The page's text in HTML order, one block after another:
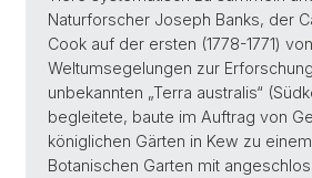
Naturforscher Joseph Banks, der
Cook auf der ersten (1778-1771)
Weltumsegelungen zur
unbekannten „Terra australis“
begleitete, baute im Auftrag von
königlichen Gärten in Kew zu
Botanischen Garten mit